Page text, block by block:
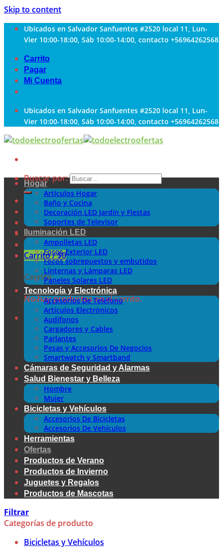
Skip to content
Ubicados en Salvador Sanfuentes #2520 local 11, Lun-
Vier 10:00-18:00, Sáb 10:00-14:00, contacto +56964262568
Carrito
Pagar
Mi Cuenta
Ubicados en Salvador Sanfuentes #2520 local 11, Lun-
Vier 10:00-18:00, Sáb 10:00-14:00, contacto +56964262568
Buscar por:
Carrito /$0
Carrito
No hay productos en el carrito.
Hogar
Articulos Hogar
Baño y Cocina
Decoración LED Jardín y Fiestas
Soportes de Televisor
Iluminación LED
Ampolletas LED
Focos Exterior LED
Focos sobrepuestos y embutidos
Linternas y Lámparas LED
Paneles Solares LED
Tecnología y Electrónica
Accesorios De Teléfono
Artículos Electrónicos
Audífonos
Cargadores y Cables
Parlantes
Pesas y Accesorios De Negocios
Smartwatch y Smartband
Cámaras de Seguridad y Alarmas
Salud Bienestar y Belleza
Hombre
Mujer
Bicicletas y Vehículos
Accesorios De Bicicletas
Accesorios De Vehículos
Herramientas
Ofertas
Productos de Verano
Productos de Invierno
Juguetes y Regalos
Productos de Mascotas
Filtrar
Categorías de producto
Bicicletas y Vehículos